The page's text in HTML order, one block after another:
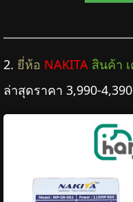
2. ยี่ห้อ NAKITA สินค้า
ล่าสุดราคา 3,990-